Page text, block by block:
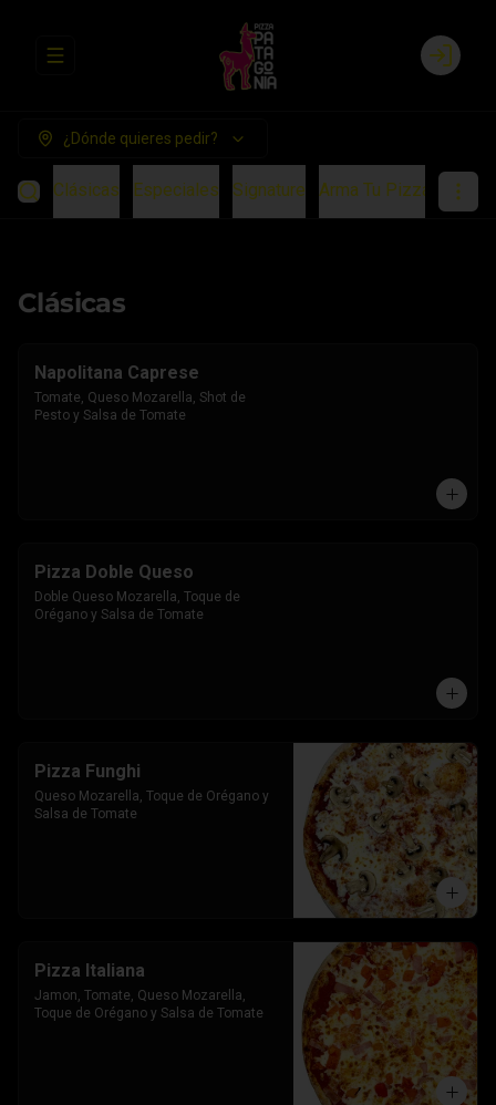
Abrir menu de navegación Login
¿Dónde quieres pedir?
Clásicas Especiales Signature Arma Tu Pizza
Clásicas
Napolitana Caprese
Tomate, Queso Mozarella, Shot de
Pesto y Salsa de Tomate
Pizza Doble Queso
Doble Queso Mozarella, Toque de
Orégano y Salsa de Tomate
Pizza Funghi
Queso Mozarella, Toque de Orégano y
Salsa de Tomate
Pizza Italiana
Jamon, Tomate, Queso Mozarella,
Toque de Orégano y Salsa de Tomate